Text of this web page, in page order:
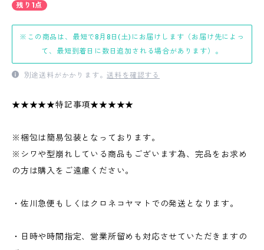
残り1点
※この商品は、最短で8月8日(土)にお届けします（お届け先によっ
て、最短到着日に数日追加される場合があります）。
別途送料がかかります。送料を確認する
★★★★★特記事項★★★★★
※梱包は簡易包装となっております。
※シワや型崩れしている商品もございます為、完品をお求め
の方は購入をご遠慮ください。
・佐川急便もしくはクロネコヤマトでの発送となります。
・日時や時間指定、営業所留めも対応させていただきますの